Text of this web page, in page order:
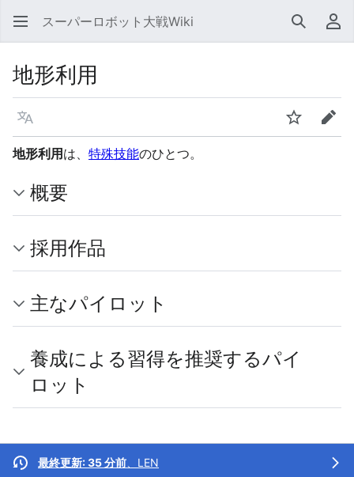
スーパーロボット大戦Wiki 検索 利
地形利用
言語 ウォッチ編集
地形利用 は、 特殊技能のひとつ。
概要
採用作品
主なパイロット
養成による習得を推奨するパイ
ロット
最終更新: 35 分前 LEN